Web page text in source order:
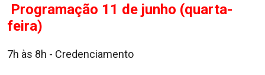
Programação 11 de junho (quarta-
feira)
7h às 8h - Credenciamento